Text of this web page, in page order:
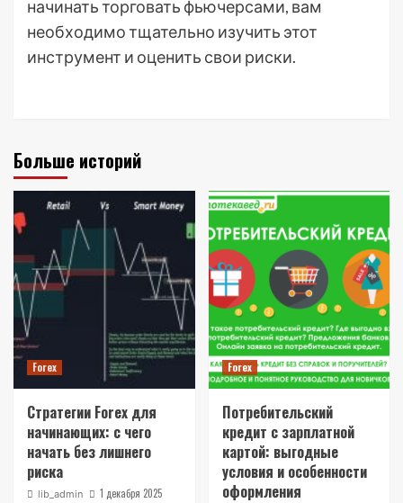
начинать торговать фьючерсами, вам
необходимо тщательно изучить этот
инструмент и оценить свои риски.
Больше историй
Forex
Стратегии Forex для
начинающих: с чего
начать без лишнего
риска
lib_admin 1 декабря 2025
Forex
Потребительский
кредит с зарплатной
картой: выгодные
условия и особенности
оформления